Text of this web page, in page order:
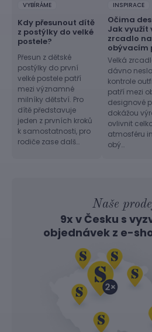
VYBÍRÁME
Kdy přesunout dítě
z postýlky do velké
postele?
Přesun z dětské
postýlky do první
velké postele patří
mezi významné
milníky dětství. Pro
dítě představuje
jeden z prvních kroků
k samostatnosti, pro
rodiče zase dalš…
INSPIRACE
Očima
Jak využít
zrcadlo
obývacím
Velká
dávno
kontrole
patří mezi
designové
dokážou
ovlivnit
atmosféru
obý…
Naše
9x v Česku s
objednávek z e-